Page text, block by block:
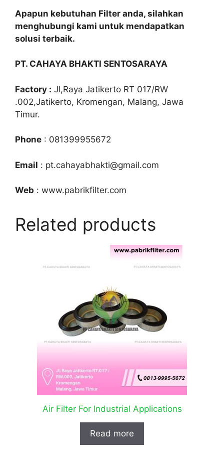
Apapun kebutuhan Filter anda, silahkan
menghubungi kami untuk mendapatkan
solusi terbaik.
PT. CAHAYA BHAKTI SENTOSARAYA
Factory : Jl,Raya Jatikerto RT 017/RW
.002,Jatikerto, Kromengan, Malang, Jawa
Timur.
Phone : 081399955672
Email : pt.cahayabhakti@gmail.com
Web : www.pabrikfilter.com
Related products
Air Filter For Industrial Applications
Read more